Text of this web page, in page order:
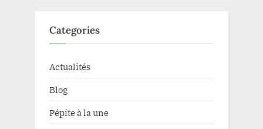
Categories
Actualités
Blog
Pépite à la une